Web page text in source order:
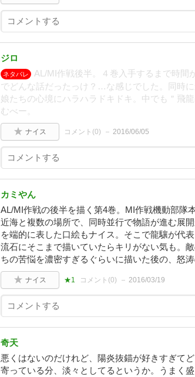
ジロ
ネタバレ
AL/MI作戦後半。４巻入手するまで時間
でどんな話だったっけ？…な感じでした。同時
娘たちの心境にハラハラドキドキ。中でも＂飛
むべー。
ナイス コメント(0) 2016/06/05
カミやん
AL/MI作戦の後半を描く第4巻。MI作戦機動部隊
近海と複数の場所で、同時並行で物語が進む展
を端的に表した口絵もナイス。そこで龍驤が代
流石にそこまで描いていたらキリがない気も。
ちの苦悩を濃密すぎるぐらいに描いた後の、怒
ナイス ★1 コメント(0) 2016/03/19
奇天
悪くはないのだけれど、陽炎抜錨が好きすぎて
寄っている分、淡々としてるというか。うまく